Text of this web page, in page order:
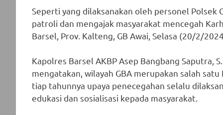
Seperti yang dilaksanakan oleh personel Polsek
patroli dan mengajak masyarakat mencegah
Barsel, Prov. Kalteng, GB Awai, Selasa (20/2/
Kapolres Barsel AKBP Asep Bangbang Saputra,
mengatakan, wilayah GBA merupakan salah
tiap tahunnya upaya penecegahan selalu
edukasi dan sosialisasi kepada masyarakat.